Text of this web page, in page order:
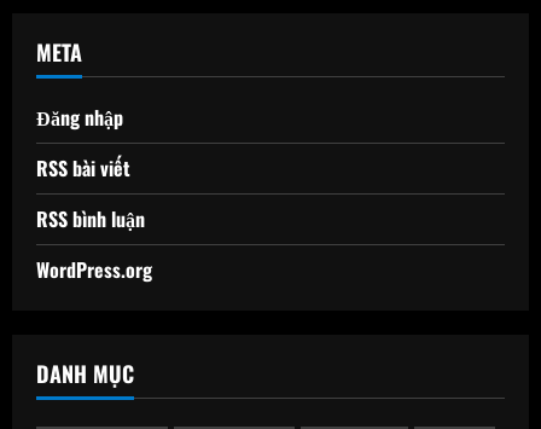
META
Đăng nhập
RSS bài viết
RSS bình luận
WordPress.org
DANH MỤC